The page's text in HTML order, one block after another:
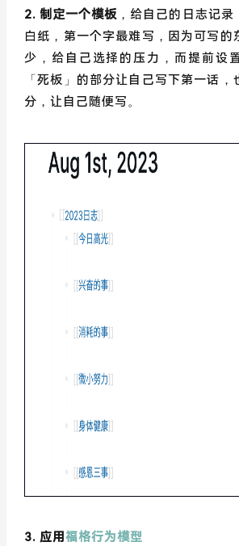
2. 制定一个模板 ，给自己的日志记
白纸，第一个字最难写，因为可写的
少，给自己选择的压力，而提前设
「死板」的部分让自己写下第一话
分，让自己随便写。
3. 应用 福格行为模型